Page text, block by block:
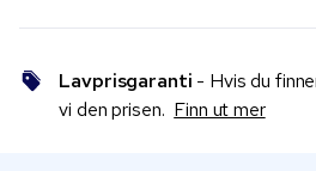
Lavprisgaranti - Hvis du
vi den prisen. Finn ut mer